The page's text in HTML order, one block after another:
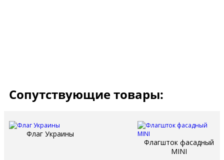
Сопутствующие товары:
Флаг Украины
Флагшток фасадный
MINI